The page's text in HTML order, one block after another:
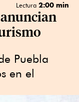
Lectura 2:00 min
Puebla
en el